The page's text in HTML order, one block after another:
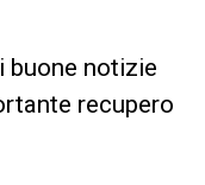
buone notizie
recupero